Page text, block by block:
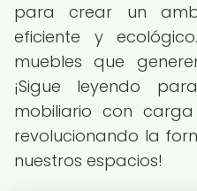
para crear un
eficiente y
muebles que
¡Sigue leyendo
mobiliario con
revolucionando la
nuestros espacios!